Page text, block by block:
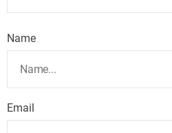
Name
Email